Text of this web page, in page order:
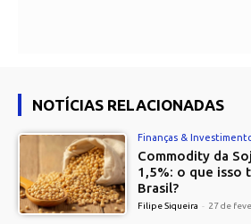
NOTÍCIAS RELACIONADAS
Finanças &
Commodity da
1,5%: o que isso
Brasil?
Filipe Siqueira - 27 de